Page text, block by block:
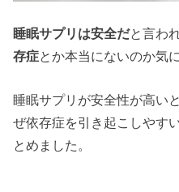
睡眠サプリは安全だと言わ
存症とか本当にないのか気
睡眠サプリが安全性が高い
ぜ依存症を引き起こしやす
とめました。